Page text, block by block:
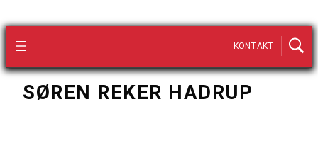
KONTAKT
SØREN REKER HADRUP